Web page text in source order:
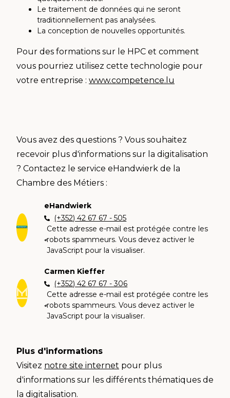
Le traitement de données qui ne seront
traditionnellement pas analysées.
La conception de nouvelles opportunités.
Pour des formations sur le HPC et comment
vous pourriez utilisez cette technologie pour
votre entreprise : www.competence.lu
Vous avez des questions ? Vous souhaitez
recevoir plus d'informations sur la digitalisation
? Contactez le service eHandwierk de la
Chambre des Métiers :
eHandwierk
(+352) 42 67 67 - 505
Cette adresse e-mail est protégée contre les
robots spammeurs. Vous devez activer le
JavaScript pour la visualiser.
Carmen Kieffer
(+352) 42 67 67 - 306
Cette adresse e-mail est protégée contre les
robots spammeurs. Vous devez activer le
JavaScript pour la visualiser.
Plus d'informations
Visitez notre site internet pour plus
d'informations sur les différents thématiques de
la digitalisation.